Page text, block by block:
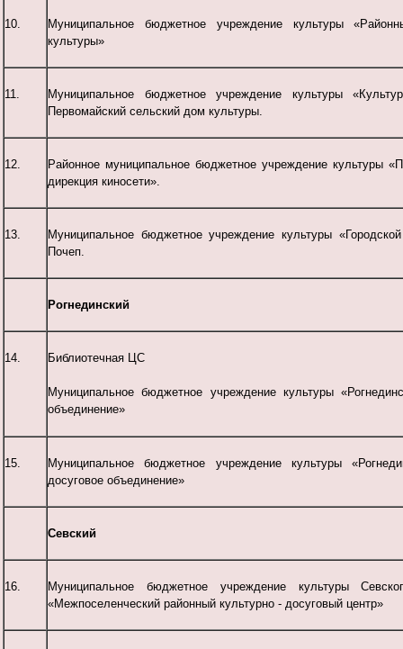
10.
Муниципальное бюджетное учреждение культуры
культуры»
11.
Муниципальное бюджетное учреждение культуры
Первомайский сельский дом культуры.
12.
Районное муниципальное бюджетное учреждение культуры
дирекция киносети».
13.
Муниципальное бюджетное учреждение культуры
Почеп.
Рогнединский
14. Библиотечная ЦС
Муниципальное бюджетное учреждение культуры
объединение»
15.
Муниципальное бюджетное учреждение культуры
досуговое объединение»
Севский
16.
Муниципальное бюджетное учреждение культуры
«Межпоселенческий районный культурно - досуговый центр»